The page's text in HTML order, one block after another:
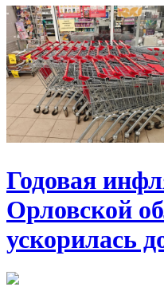
Годовая
Орловской
ускорилась